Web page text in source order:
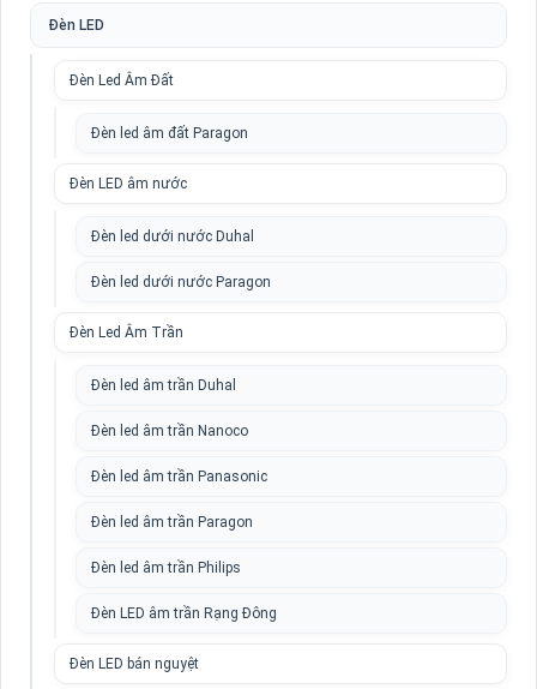
Đèn LED
Đèn Led Âm Đất
Đèn led âm đất Paragon
Đèn LED âm nước
Đèn led dưới nước Duhal
Đèn led dưới nước Paragon
Đèn Led Âm Trần
Đèn led âm trần Duhal
Đèn led âm trần Nanoco
Đèn led âm trần Panasonic
Đèn led âm trần Paragon
Đèn led âm trần Philips
Đèn LED âm trần Rạng Đông
Đèn LED bán nguyệt